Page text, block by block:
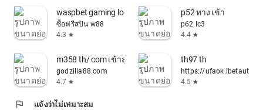
waspbet gaming login
ซื้อฟรีสปิน w88
4.3 star
p52 ทาง เข้า
p62 lc3
4.4 star
m358 th/ com เข้าสู่ระบบ
godzilla88.com
4.7 star
th97 th
https://
4.5 star
flag แจ้งว่าไม่เหมาะสม